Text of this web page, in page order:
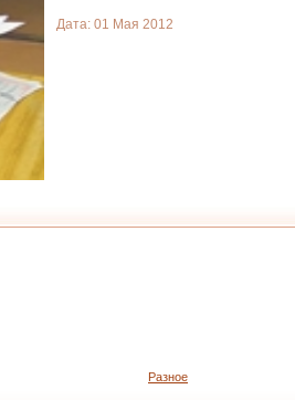
Дата: 01 Мая 2012
Разное